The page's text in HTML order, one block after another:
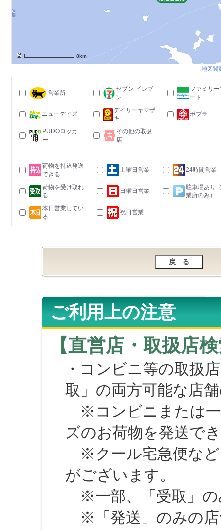
8km
地図閲
営業所
セブン-イレブ
ン
ファミリー
ート
ニューデイズ
デイリーヤマザ
キ
ポプラ
PUDOロッカ
ー
その他の取扱
店
荷物を持込発送
できる
土曜日営業 24時間営業
荷物を受け取れ
る
日曜日営業
駐車場あり
業所のみ）
本日営業してい
る
祝日営業
ご利用上の注意
【直営店・取扱店
・コンビニ等の取扱
取」の両方可能な店
※コンビニまたは一
ズのお荷物を発送で
※クール宅急便など
がございます。
※一部、「受取」の
※「発送」のみの店